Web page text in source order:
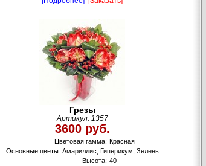
Грезы
Артикул: 1357
3600 руб.
Цветовая гамма: Красная
Основные цветы: Амариллис, Гиперикум, Зелень
Высота: 40